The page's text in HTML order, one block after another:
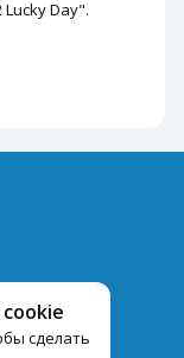
Day".
сделать